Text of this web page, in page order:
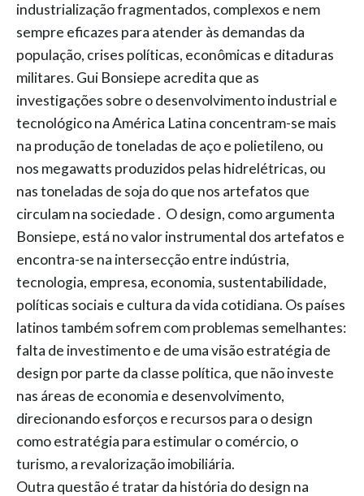
industrialização fragmentados, complexos e nem
sempre eficazes para atender às demandas da
população, crises políticas, econômicas e ditaduras
militares. Gui Bonsiepe acredita que as
investigações sobre o desenvolvimento industrial e
tecnológico na América Latina concentram-se mais
na produção de toneladas de aço e polietileno, ou
nos megawatts produzidos pelas hidrelétricas, ou
nas toneladas de soja do que nos artefatos que
circulam na sociedade . O design, como argumenta
Bonsiepe, está no valor instrumental dos artefatos e
encontra-se na intersecção entre indústria,
tecnologia, empresa, economia, sustentabilidade,
políticas sociais e cultura da vida cotidiana. Os países
latinos também sofrem com problemas semelhantes:
falta de investimento e de uma visão estratégia de
design por parte da classe política, que não investe
nas áreas de economia e desenvolvimento,
direcionando esforços e recursos para o design
como estratégia para estimular o comércio, o
turismo, a revalorização imobiliária.
Outra questão é tratar da história do design na